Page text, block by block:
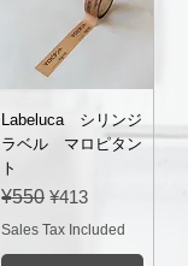
Labeluca シリンジ
ラベル マロピタン
ト
Regular Price
¥550 Sale Price
¥413
Sales Tax Included